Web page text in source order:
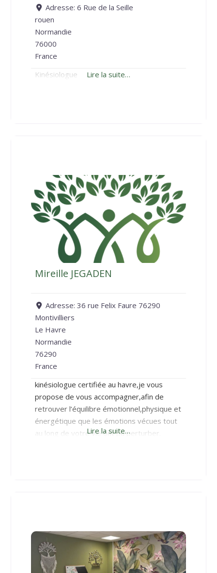
Adresse:6 Rue de la Seille
rouen
Normandie
76000
France
Kinésiologue
Lire la suite…
Mireille JEGADEN
Adresse:36 rue Felix Faure 76290
Montivilliers
Le Havre
Normandie
76290
France
kinésiologue certifiée au havre,je vous
propose de vous accompagner,afin de
retrouver l’équilibre émotionnel,physique et
énergétique que les émotions vécues tout
au long de votre vie ont pu perturber.
Lire la suite…